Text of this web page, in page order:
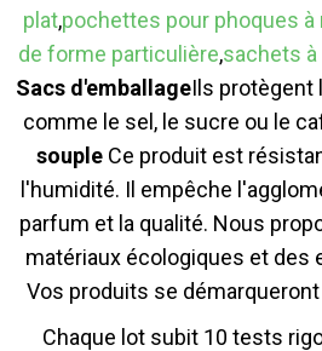
plat,pochettes pour phoques à
de forme particulière,sachets
Sacs d'emballageIls protègent
comme le sel, le sucre ou le
soupleCe produit est
l'humidité. Il empêche
parfum et la qualité. Nous
matériaux écologiques et des
Vos produits se
Chaque lot subit 10 tests